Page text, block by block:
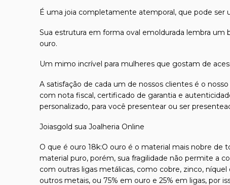
É uma joia completamente atemporal, que pode ser
Sua estrutura em forma oval emoldurada lembra
ouro.
Um mimo incrível para mulheres que gostam de
A satisfação de cada um de nossos clientes é o
com nota fiscal, certificado de garantia e
personalizado, para você presentear ou ser
Joiasgold sua Joalheria Online
O que é ouro 18k:O ouro é o material mais nobre de
material puro, porém, sua fragilidade não permite a
com outras ligas metálicas, como cobre, zinco,
outros metais, ou 75% em ouro e 25% em ligas, por